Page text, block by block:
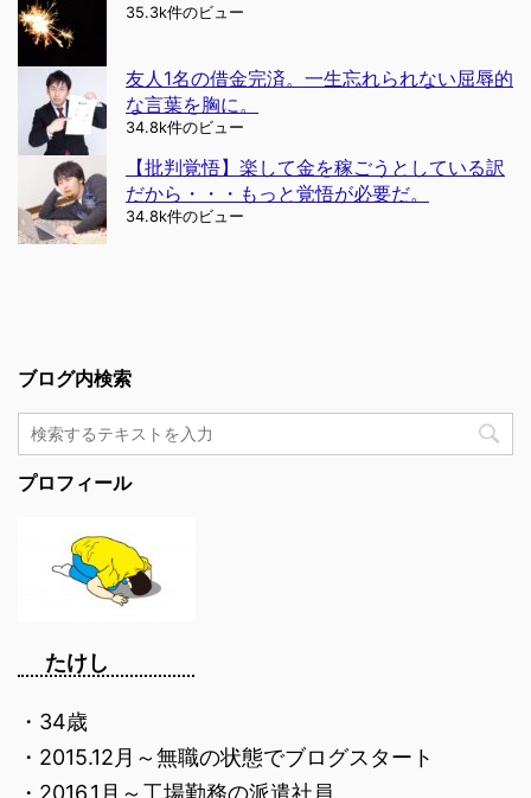
35.3k件のビュー
友人1名の借金完済。一生忘れられない屈辱的
な言葉を胸に。
34.8k件のビュー
【批判覚悟】楽して金を稼ごうとしている訳
だから・・・もっと覚悟が必要だ。
34.8k件のビュー
ブログ内検索
プロフィール
たけし
・34歳
・2015.12月～無職の状態でブログスタート
・2016.1月～工場勤務の派遣社員